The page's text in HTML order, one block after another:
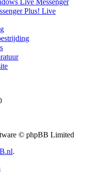
Live Messenger
Plus! Live
© phpBB Limited
.